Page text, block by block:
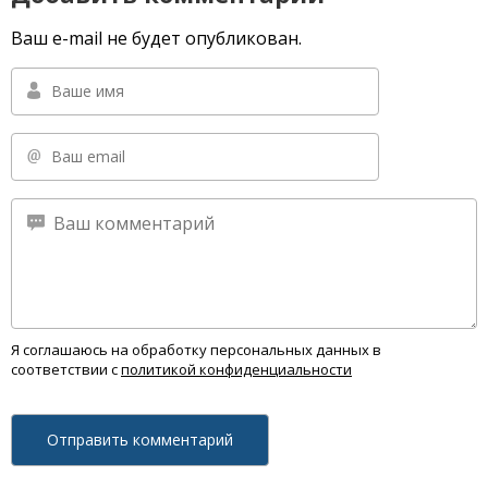
Ваш e-mail не будет опубликован.
Я соглашаюсь на обработку персональных данных в
соответствии сполитикой конфиденциальности